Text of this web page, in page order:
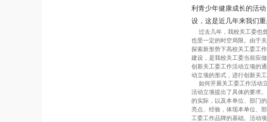
利青少年健康成长的活
设，这是近几年来我们重
过去几年，我校关工委也
也受一定的时空局限。由于
探索新形势下高校关工委工
建设，是我校关工委当前应
创新关工委工作活动立项的
动立项的形式，进行创新关工
如何开展关工委工作活动
活动立项提出了具体的要求
的实际，以及本单位、部门
亮点、经验，体现本单位、
工委工作品牌的基础。活动